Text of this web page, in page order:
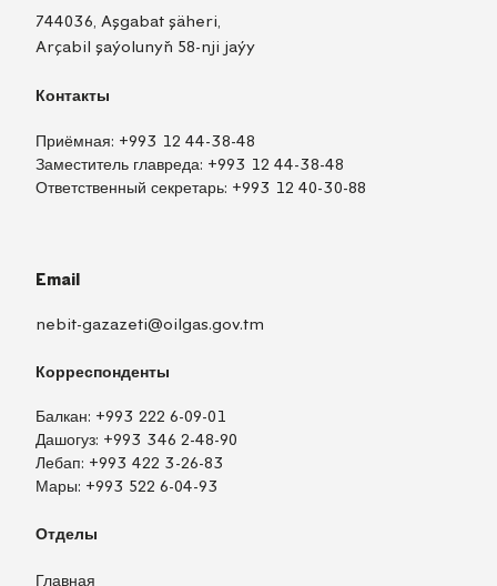
744036, Aşgabat şäheri,
Arçabil şaýolunyň 58-nji jaýy
Контакты
Приёмная: +993 12 44-38-48
Заместитель главреда: +993 12 44-38-48
Ответственный секретарь: +993 12 40-30-88
Email
nebit-gazazeti@oilgas.gov.tm
Корреспонденты
Балкан: +993 222 6-09-01
Дашогуз: +993 346 2-48-90
Лебап: +993 422 3-26-83
Мары: +993 522 6-04-93
Отделы
Главная